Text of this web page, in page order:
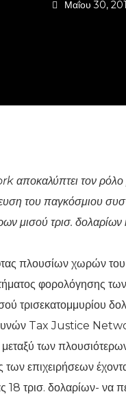
Μαΐου 30,
αποκαλύπτει τον
του παγκόσμιου
μισού τρισ. δολαρίων
πλουσίων χωρών
φορολόγησης
τρισεκατομμυρίου
Tax Justice
μεταξύ των
επιχειρήσεων
τρισ. δολαρίων- να